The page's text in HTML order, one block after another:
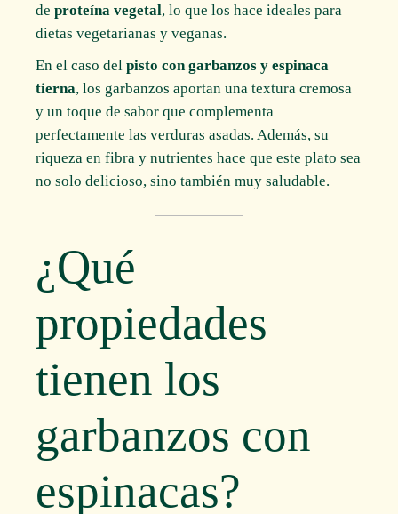
deproteína vegetal, lo que los hace ideales para
dietas vegetarianas y veganas.
En el caso delpisto con garbanzos y espinaca
tierna, los garbanzos aportan una textura cremosa
y un toque de sabor que complementa
perfectamente las verduras asadas. Además, su
riqueza en fibra y nutrientes hace que este plato sea
no solo delicioso, sino también muy saludable.
¿Qué
propiedades
tienen los
garbanzos con
espinacas?